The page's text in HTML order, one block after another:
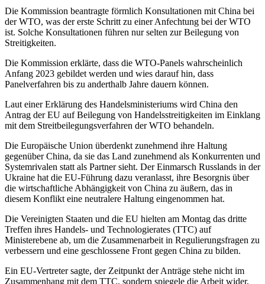
Die Kommission beantragte förmlich Konsultationen mit China bei
der WTO, was der erste Schritt zu einer Anfechtung bei der WTO
ist. Solche Konsultationen führen nur selten zur Beilegung von
Streitigkeiten.
Die Kommission erklärte, dass die WTO-Panels wahrscheinlich
Anfang 2023 gebildet werden und wies darauf hin, dass
Panelverfahren bis zu anderthalb Jahre dauern können.
Laut einer Erklärung des Handelsministeriums wird China den
Antrag der EU auf Beilegung von Handelsstreitigkeiten im Einklang
mit dem Streitbeilegungsverfahren der WTO behandeln.
Die Europäische Union überdenkt zunehmend ihre Haltung
gegenüber China, da sie das Land zunehmend als Konkurrenten und
Systemrivalen statt als Partner sieht. Der Einmarsch Russlands in der
Ukraine hat die EU-Führung dazu veranlasst, ihre Besorgnis über
die wirtschaftliche Abhängigkeit von China zu äußern, das in
diesem Konflikt eine neutralere Haltung eingenommen hat.
Die Vereinigten Staaten und die EU hielten am Montag das dritte
Treffen ihres Handels- und Technologierates (TTC) auf
Ministerebene ab, um die Zusammenarbeit in Regulierungsfragen zu
verbessern und eine geschlossene Front gegen China zu bilden.
Ein EU-Vertreter sagte, der Zeitpunkt der Anträge stehe nicht im
Zusammenhang mit dem TTC, sondern spiegele die Arbeit wider,